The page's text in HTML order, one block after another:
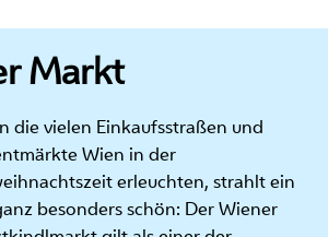
Markt
die vielen Einkaufsstraßen und
Wien in der
erleuchten, strahlt ein
besonders schön: Der Wiener